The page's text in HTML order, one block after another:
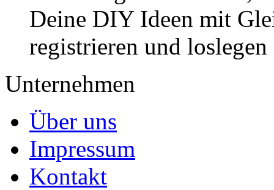
Deine DIY Ideen mit
registrieren und loslegen
Unternehmen
Über uns
Impressum
Kontakt